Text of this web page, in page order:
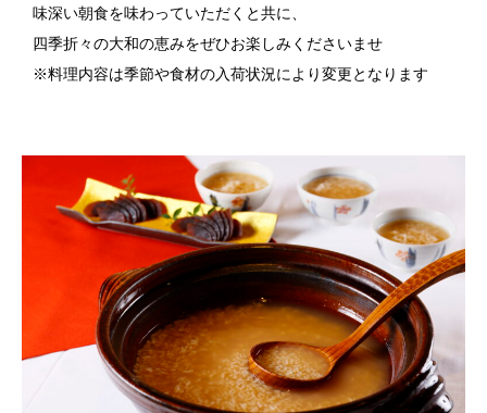
味深い朝食を味わっていただくと共に、
四季折々の大和の恵みをぜひお楽しみくださいませ
※料理内容は季節や食材の入荷状況により変更となります